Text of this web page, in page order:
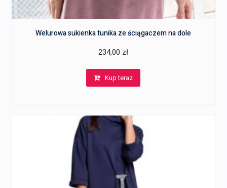
Welurowa sukienka tunika ze ściągaczem na dole
234,00 zł
Kup teraz